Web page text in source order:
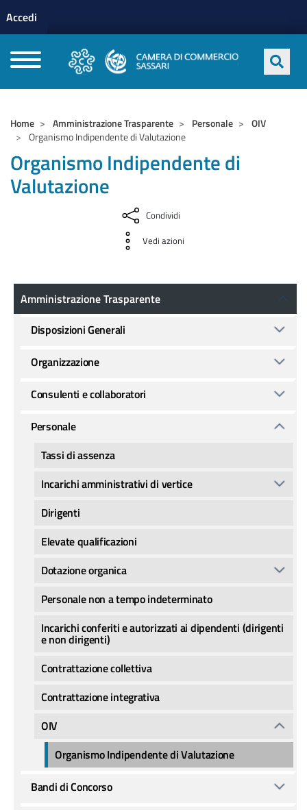
profilo utente
Accedi
Home Amministrazione Trasparente Personale
OIV
Organismo Indipendente di Valutazione
Organismo Indipendente di
Valutazione
Condividi
Vedi azioni
Amministrazione Trasparente
Amministrazione Trasparente
Disposizioni Generali
Organizzazione
Consulenti e collaboratori
Personale
Tassi di assenza
Incarichi amministrativi di vertice
Dirigenti
Elevate qualificazioni
Dotazione organica
Personale non a tempo indeterminato
Incarichi conferiti e autorizzati ai dipendenti (dirigenti
e non dirigenti)
Contrattazione collettiva
Contrattazione integrativa
OIV
Organismo Indipendente di Valutazione
Bandi di Concorso